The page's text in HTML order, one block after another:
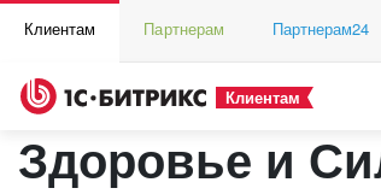
Клиентам Партнерам Партнерам24
Клиентам
Здоровье и